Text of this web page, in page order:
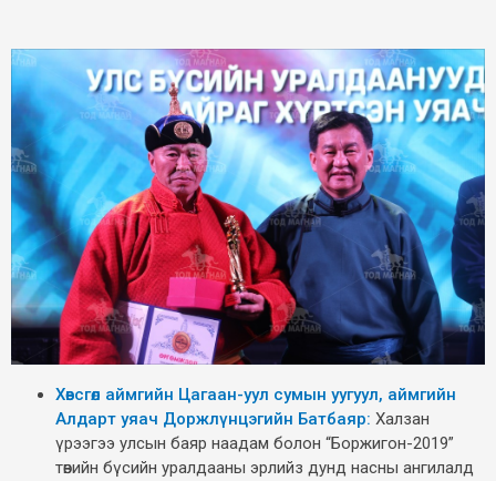
Хөвсгөл аймгийн Цагаан-уул сумын уугуул, аймгийн
Алдарт уяач Доржлүнцэгийн Батбаяр: Халзан
үрээгээ улсын баяр наадам болон “Боржигон-2019”
төвийн бүсийн уралдааны эрлийз дунд насны ангилалд